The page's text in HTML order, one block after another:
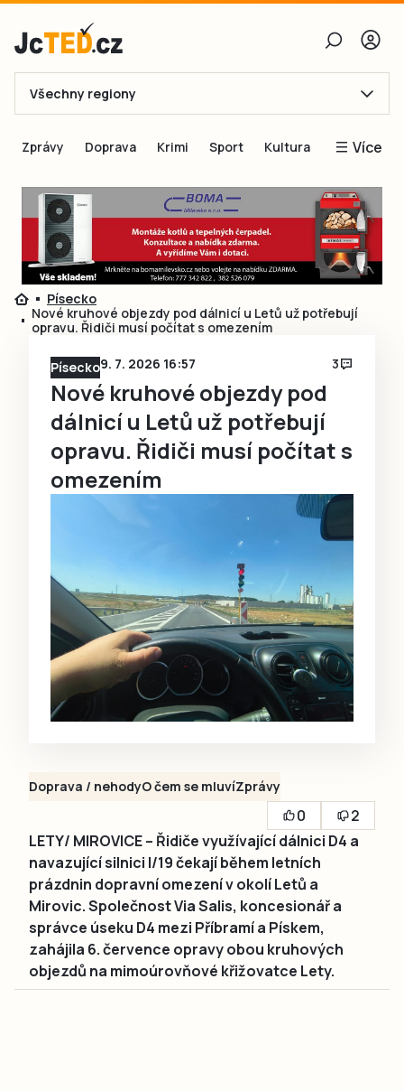
E-mail
Obnovit heslo
Přihlásit se
Ještě nemám účet, chci se
Všechny regiony
Zprávy Doprava Krimi Sport Kultura Více
Blogy
Inspirace
Čtenáři píší
Speciální přílohy
Písecko
Nové kruhové objezdy pod dálnicí u Letů už potřebují
opravu. Řidiči musí počítat s omezením
Písecko9. 7. 2026 16:57 3
Nové kruhové objezdy pod
dálnicí u Letů už potřebují
opravu. Řidiči musí počítat s
omezením
Doprava / nehodyO čem se mluvíZprávy
0
2
LETY/ MIROVICE – Řidiče využívající dálnici D4 a
navazující silnici I/19 čekají během letních
prázdnin dopravní omezení v okolí Letů a
Mirovic. Společnost Via Salis, koncesionář a
správce úseku D4 mezi Příbramí a Pískem,
zahájila 6. července opravy obou kruhových
objezdů na mimoúrovňové křižovatce Lety.